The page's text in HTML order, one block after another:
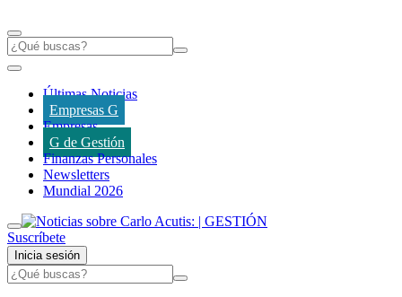
Últimas Noticias
Empresas G
Empresas
G de Gestión
Finanzas Personales
Newsletters
Mundial 2026
Suscríbete
Inicia sesión